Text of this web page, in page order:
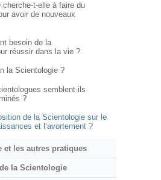
cherche-t-elle à faire du
avoir de nouveaux
besoin de la
réussir dans la vie ?
la Scientologie ?
semblent-ils
?
de la Scientologie sur le
et l’avortement ?
et les autres pratiques
la Scientologie